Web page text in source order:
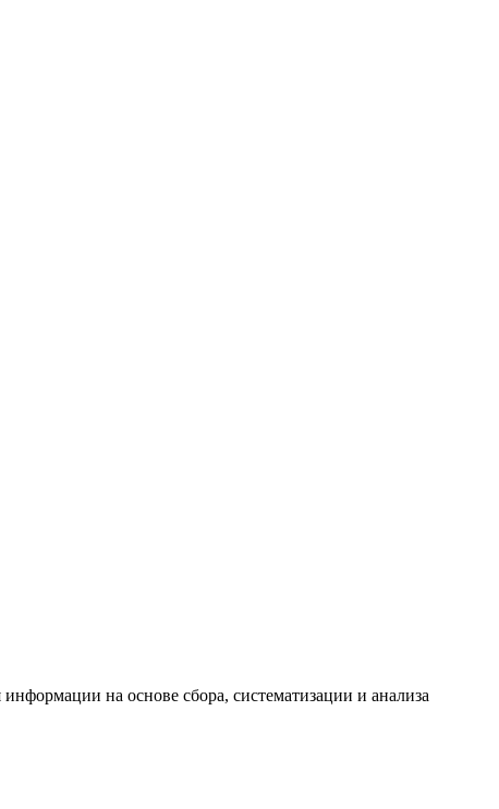
на основе сбора, систематизации и анализа